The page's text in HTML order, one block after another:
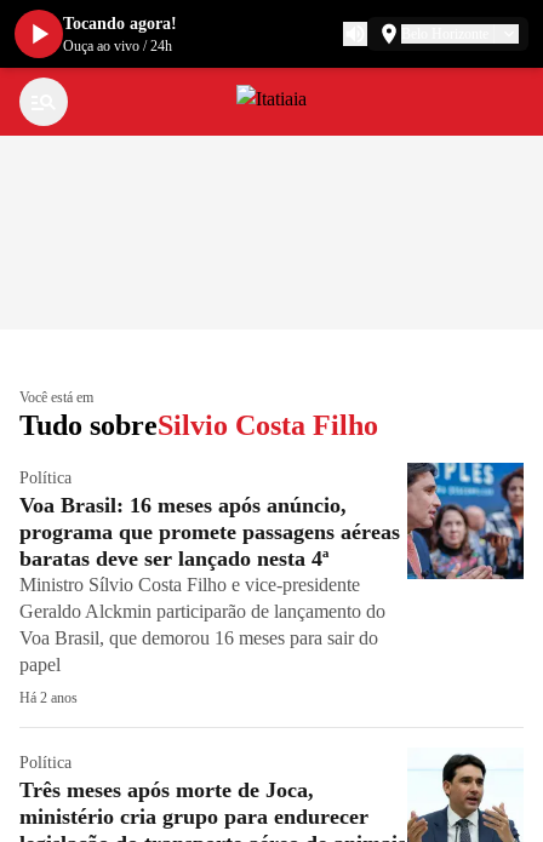
Você está em
Tudo sobreSilvio Costa Filho
Política
Voa Brasil: 16 meses após anúncio,
programa que promete passagens aéreas
baratas deve ser lançado nesta 4ª
Ministro Sílvio Costa Filho e vice-presidente
Geraldo Alckmin participarão de lançamento do
Voa Brasil, que demorou 16 meses para sair do
papel
Há 2 anos
Política
Três meses após morte de Joca,
ministério cria grupo para endurecer
Tocando agora!
Ouça ao vivo /24h